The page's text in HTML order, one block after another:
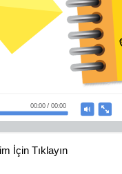
İçin Tıklayın